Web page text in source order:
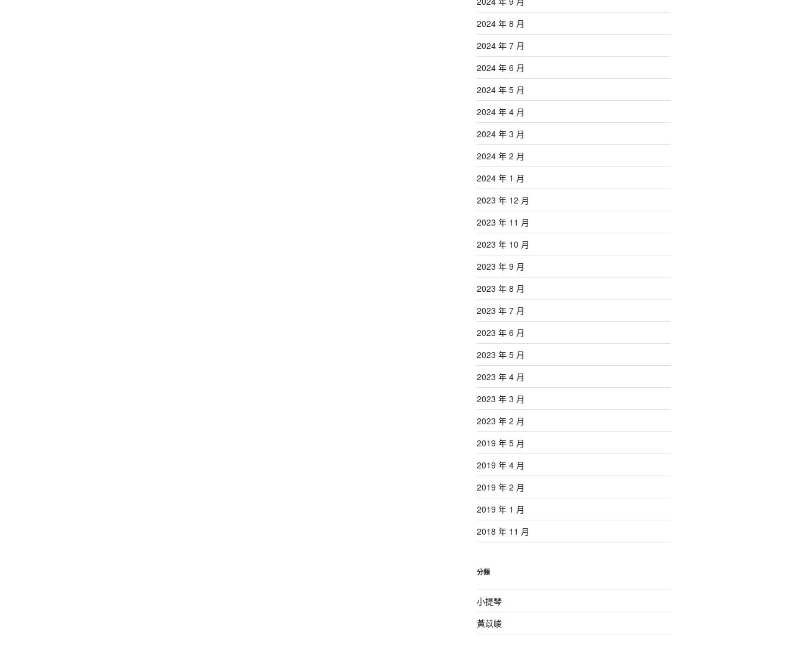
2024 年 8 月
2024 年 7 月
2024 年 6 月
2024 年 5 月
2024 年 4 月
2024 年 3 月
2024 年 2 月
2024 年 1 月
2023 年 12 月
2023 年 11 月
2023 年 10 月
2023 年 9 月
2023 年 8 月
2023 年 7 月
2023 年 6 月
2023 年 5 月
2023 年 4 月
2023 年 3 月
2023 年 2 月
2019 年 5 月
2019 年 4 月
2019 年 2 月
2019 年 1 月
2018 年 11 月
分類
小提琴
黃苡峻